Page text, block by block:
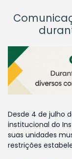
Desde 4 de julho
institucional do
suas unidades
restrições